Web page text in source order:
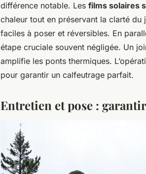
différence notable. Les films solaires
chaleur tout en préservant la clarté du
faciles à poser et réversibles. En
étape cruciale souvent négligée. Un
amplifie les ponts thermiques.
pour garantir un calfeutrage parfait.
Entretien et pose :